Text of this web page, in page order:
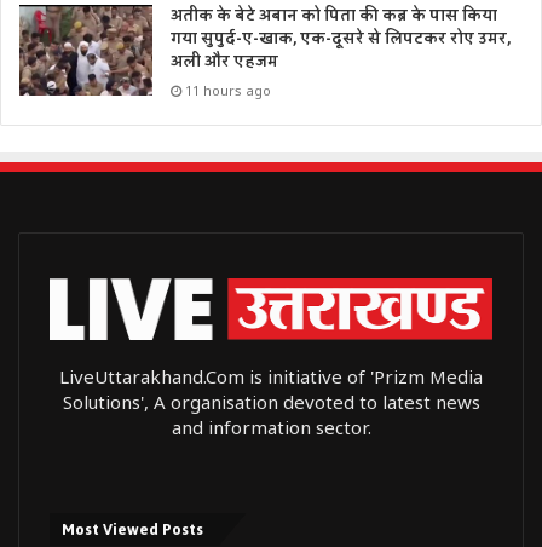
अतीक के बेटे अबान को पिता की कब्र के पास किया
गया सुपुर्द-ए-खाक, एक-दूसरे से लिपटकर रोए उमर,
अली और एहजम
11 hours ago
LiveUttarakhand.Com is initiative of 'Prizm Media
Solutions', A organisation devoted to latest news
and information sector.
Most Viewed Posts